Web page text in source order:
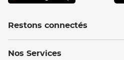
Restons connectés
Nos Services